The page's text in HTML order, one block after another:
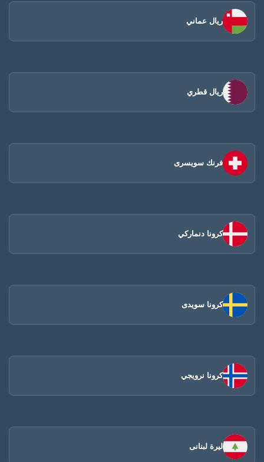
ريال عماني
ريال قطري
فرنك سويسرى
كرونا دنماركي
كرونا سويدى
كرونا نرويجي
ليرة لبنانى